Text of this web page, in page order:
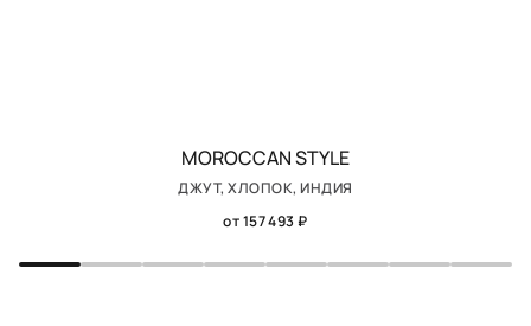
MOROCCAN STYLE
ДЖУТ, ХЛОПОК, ИНДИЯ
от 157 493 ₽